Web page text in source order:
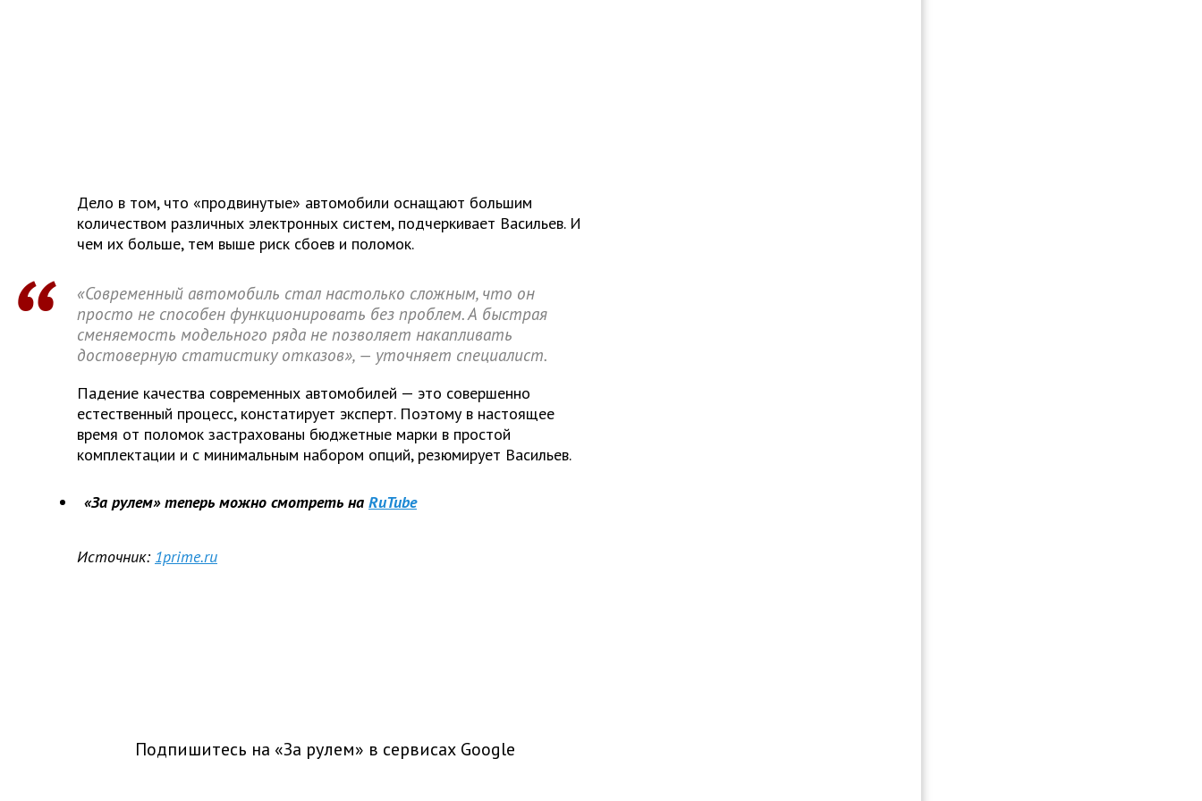
Дело в том, что «продвинутые» автомобили оснащают большим
количеством различных электронных систем, подчеркивает Васильев. И
чем их больше, тем выше риск сбоев и поломок.
«Современный автомобиль стал настолько сложным, что он
просто не способен функционировать без проблем. А быстрая
сменяемость модельного ряда не позволяет накапливать
достоверную статистику отказов», — уточняет специалист.
Падение качества современных автомобилей — это совершенно
естественный процесс, констатирует эксперт. Поэтому в настоящее
время от поломок застрахованы бюджетные марки в простой
комплектации и с минимальным набором опций, резюмирует Васильев.
«За рулем» теперь можно смотреть на RuTube
Источник: 1prime.ru
Подпишитесь на «За рулем» в сервисах Google